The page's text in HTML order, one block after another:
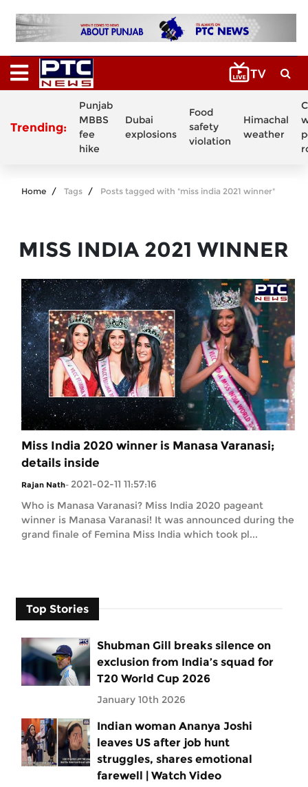
Trending:
Punjab
MBBS
fee
hike
Dubai
explosions
Food
safety
violation
Himachal
weather
Home Tags Posts tagged with "miss india 2021 winner"
MISS INDIA 2021 WINNER
Miss India 2020 winner is Manasa Varanasi;
details inside
Rajan Nath- 2021-02-11 11:57:16
Who is Manasa Varanasi? Miss India 2020 pageant
winner is Manasa Varanasi! It was announced during the
grand finale of Femina Miss India which took pl...
Top Stories
Shubman Gill breaks silence on
exclusion from India’s squad for
T20 World Cup 2026
January 10th 2026
Indian woman Ananya Joshi
leaves US after job hunt
struggles, shares emotional
farewell | Watch Video